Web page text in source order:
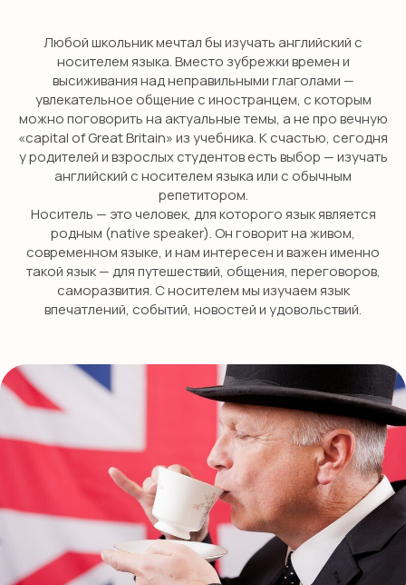
Любой школьник мечтал бы изучать английский с
носителем языка. Вместо зубрежки времен и
высиживания над неправильными глаголами —
увлекательное общение с иностранцем, с которым
можно поговорить на актуальные темы, а не про вечную
«capital of Great Britain» из учебника. К счастью, сегодня
у родителей и взрослых студентов есть выбор — изучать
английский с носителем языка или с обычным
репетитором.
Носитель — это человек, для которого язык является
родным (native speaker). Он говорит на живом,
современном языке, и нам интересен и важен именно
такой язык — для путешествий, общения, переговоров,
саморазвития. С носителем мы изучаем язык
впечатлений, событий, новостей и удовольствий.